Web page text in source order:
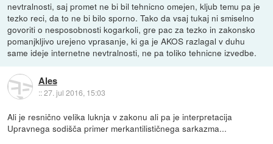
nevtralnosti, saj promet ne bi bil tehnicno omejen, kljub temu pa je
tezko reci, da to ne bi bilo sporno. Tako da vsaj tukaj ni smiselno
govoriti o nesposobnosti kogarkoli, gre pac za tezko in zakonsko
pomanjkljivo urejeno vprasanje, ki ga je AKOS razlagal v duhu
same ideje internetne nevtralnosti, ne pa toliko tehnicne izvedbe.
Ales
::27. jul 2016, 15:03
Ali je resnično velika luknja v zakonu ali pa je interpretacija
Upravnega sodišča primer merkantilističnega sarkazma...